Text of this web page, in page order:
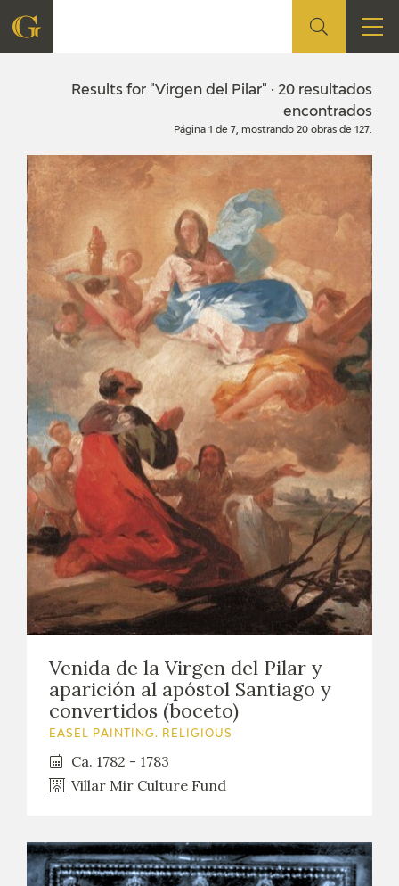
FOUNDATION
CIDG
CORPORATE ACTION
CONTACT
EXPOSICIONES
ACTIVIDADES
ACTUALIDAD
EL VIAJE DE GOYA
Results for "Virgen del Pilar" · 20 resultados
encontrados
Página 1 de 7, mostrando 20 obras de 127.
Venida de la Virgen del Pilar y
aparición al apóstol Santiago y
convertidos (boceto)
EASEL PAINTING. RELIGIOUS
Ca. 1782 - 1783
Villar Mir Culture Fund